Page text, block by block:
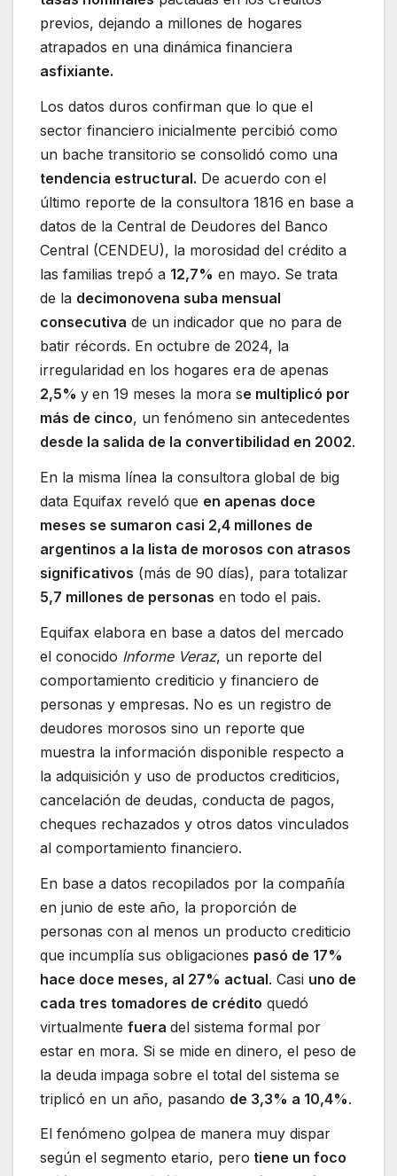
previos, dejando a millones de hogares
atrapados en una dinámica financiera
asfixiante.
Los datos duros confirman que lo que el
sector financiero inicialmente percibió como
un bache transitorio se consolidó como una
tendencia estructural. De acuerdo con el
último reporte de la consultora 1816 en base a
datos de la Central de Deudores del Banco
Central (CENDEU), la morosidad del crédito a
las familias trepó a 12,7% en mayo. Se trata
de la decimonovena suba mensual
consecutiva de un indicador que no para de
batir récords. En octubre de 2024, la
irregularidad en los hogares era de apenas
2,5% y en 19 meses la mora se multiplicó por
más de cinco, un fenómeno sin antecedentes
desde la salida de la convertibilidad en 2002.
En la misma línea la consultora global de big
data Equifax reveló que en apenas doce
meses se sumaron casi 2,4 millones de
argentinos a la lista de morosos con atrasos
significativos (más de 90 días), para totalizar
5,7 millones de personas en todo el pais.
Equifax elabora en base a datos del mercado
el conocido Informe Veraz, un reporte del
comportamiento crediticio y financiero de
personas y empresas. No es un registro de
deudores morosos sino un reporte que
muestra la información disponible respecto a
la adquisición y uso de productos crediticios,
cancelación de deudas, conducta de pagos,
cheques rechazados y otros datos vinculados
al comportamiento financiero.
En base a datos recopilados por la compañía
en junio de este año, la proporción de
personas con al menos un producto crediticio
que incumplía sus obligaciones pasó de 17%
hace doce meses, al 27% actual. Casi uno de
cada tres tomadores de crédito quedó
virtualmente fuera del sistema formal por
estar en mora. Si se mide en dinero, el peso de
la deuda impaga sobre el total del sistema se
triplicó en un año, pasando de 3,3% a 10,4%.
El fenómeno golpea de manera muy dispar
según el segmento etario, pero tiene un foco